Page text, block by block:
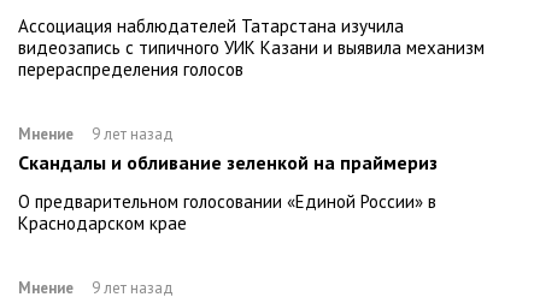
Ассоциация наблюдателей Татарстана изучила
видеозапись с типичного УИК Казани и выявила механизм
перераспределения голосов
Мнение 9 лет назад
Скандалы и обливание зеленкой на праймериз
О предварительном голосовании «Единой России» в
Краснодарском крае
Мнение 9 лет назад